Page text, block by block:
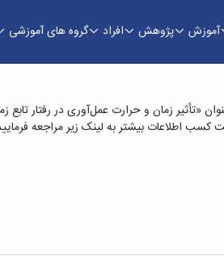
آموزش پژوهش افراد گروه های آموزشی
با عنوان «تأثیر